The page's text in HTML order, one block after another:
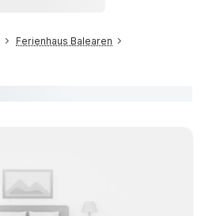
Ferienhaus Balearen